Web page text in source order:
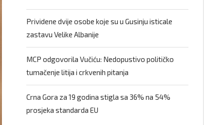
Prividene dvije osobe koje su u Gusinju isticale
zastavu Velike Albanije
MCP odgovorila Vučiću: Nedopustivo političko
tumačenje litija i crkvenih pitanja
Crna Gora za 19 godina stigla sa 36% na 54%
prosjeka standarda EU